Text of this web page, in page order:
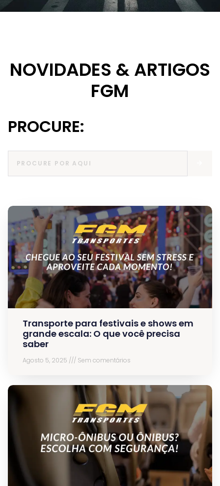
NOVIDADES & ARTIGOS
FGM
PROCURE:
Transporte para festivais e shows em
grande escala: O que você precisa
saber
Agosto 5, 2025 Sem comentários